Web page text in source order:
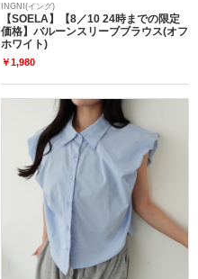
INGNI(イング)
【SOELA】【8／10 24時までの限定
価格】バルーンスリーブブラウス(オフ
ホワイト)
￥1,980